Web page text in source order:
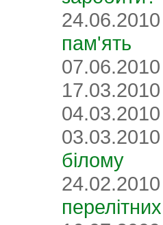
пам'ять
білому